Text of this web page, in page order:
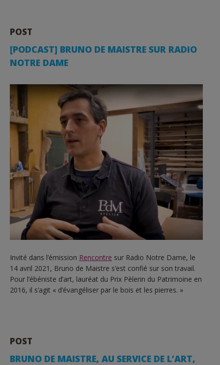
POST
[PODCAST] BRUNO DE MAISTRE SUR RADIO
NOTRE DAME
Invité dans l’émission Rencontre sur Radio Notre Dame, le
14 avril 2021, Bruno de Maistre s’est confié sur son travail.
Pour l’ébéniste d’art, lauréat du Prix Pèlerin du Patrimoine en
2016, il s’agit « d’évangéliser par le bois et les pierres. »
POST
BRUNO DE MAISTRE, AU SERVICE DE L’ART,